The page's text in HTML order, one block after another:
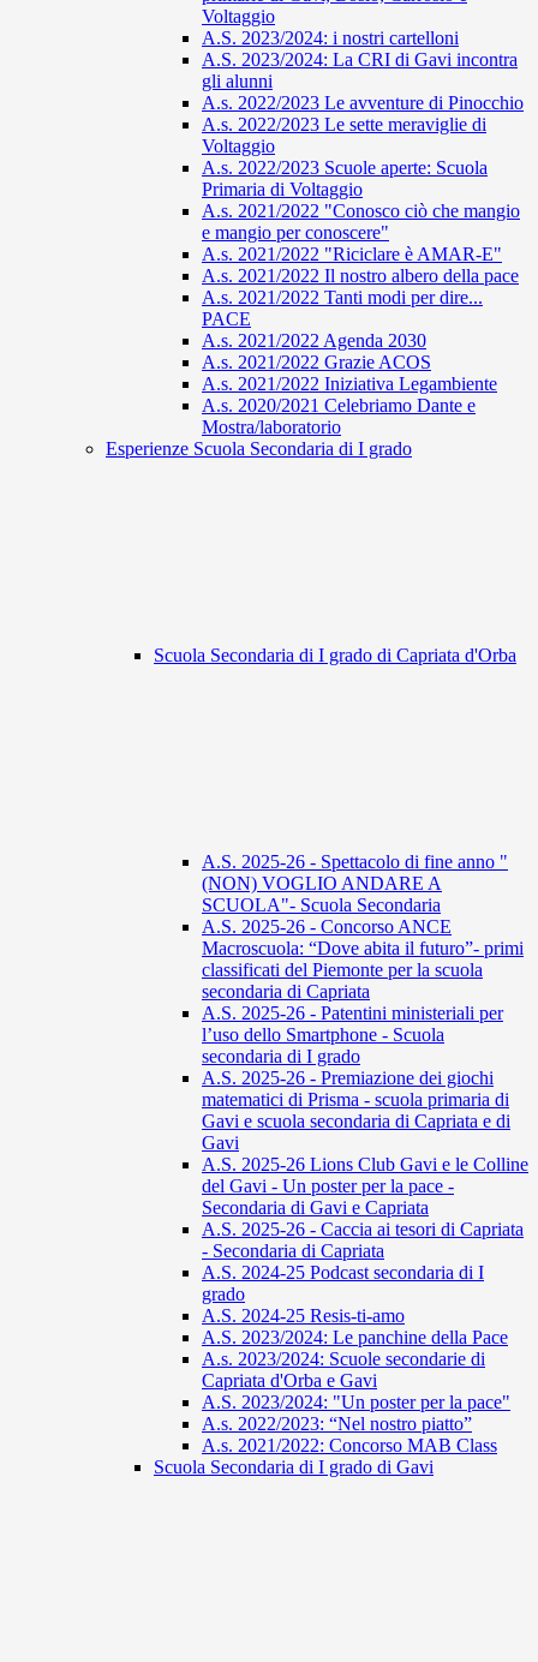
Voltaggio
A.S. 2023/2024: i nostri cartelloni
A.S. 2023/2024: La CRI di Gavi incontra
gli alunni
A.s. 2022/2023 Le avventure di Pinocchio
A.s. 2022/2023 Le sette meraviglie di
Voltaggio
A.s. 2022/2023 Scuole aperte: Scuola
Primaria di Voltaggio
A.s. 2021/2022 "Conosco ciò che mangio
e mangio per conoscere"
A.s. 2021/2022 "Riciclare è AMAR-E"
A.s. 2021/2022 Il nostro albero della pace
A.s. 2021/2022 Tanti modi per dire...
PACE
A.s. 2021/2022 Agenda 2030
A.s. 2021/2022 Grazie ACOS
A.s. 2021/2022 Iniziativa Legambiente
A.s. 2020/2021 Celebriamo Dante e
Mostra/laboratorio
Esperienze Scuola Secondaria di I grado
Scuola Secondaria di I grado di Capriata d'Orba
A.S. 2025-26 - Spettacolo di fine anno "
(NON) VOGLIO ANDARE A
SCUOLA"- Scuola Secondaria
A.S. 2025-26 - Concorso ANCE
Macroscuola: “Dove abita il futuro”- primi
classificati del Piemonte per la scuola
secondaria di Capriata
A.S. 2025-26 - Patentini ministeriali per
l’uso dello Smartphone - Scuola
secondaria di I grado
A.S. 2025-26 - Premiazione dei giochi
matematici di Prisma - scuola primaria di
Gavi e scuola secondaria di Capriata e di
Gavi
A.S. 2025-26 Lions Club Gavi e le Colline
del Gavi - Un poster per la pace -
Secondaria di Gavi e Capriata
A.S. 2025-26 - Caccia ai tesori di Capriata
- Secondaria di Capriata
A.S. 2024-25 Podcast secondaria di I
grado
A.S. 2024-25 Resis-ti-amo
A.S. 2023/2024: Le panchine della Pace
A.s. 2023/2024: Scuole secondarie di
Capriata d'Orba e Gavi
A.S. 2023/2024: "Un poster per la pace"
A.s. 2022/2023: “Nel nostro piatto”
A.s. 2021/2022: Concorso MAB Class
Scuola Secondaria di I grado di Gavi